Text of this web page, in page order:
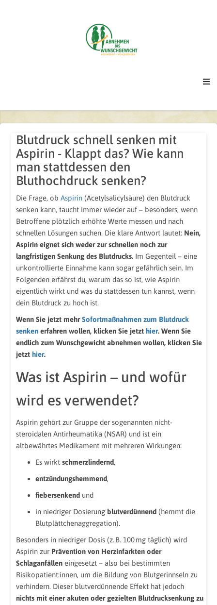
Blutdruck schnell senken mit
Aspirin - Klappt das? Wie kann
man stattdessen den
Bluthochdruck senken?
Die Frage, ob Aspirin (Acetylsalicylsäure) den Blutdruck
senken kann, taucht immer wieder auf – besonders, wenn
Betroffene plötzlich erhöhte Werte messen und nach
schnellen Lösungen suchen. Die klare Antwort lautet: Nein,
Aspirin eignet sich weder zur schnellen noch zur
langfristigen Senkung des Blutdrucks. Im Gegenteil – eine
unkontrollierte Einnahme kann sogar gefährlich sein. Im
Folgenden erfährst du, warum das so ist, wie Aspirin
eigentlich wirkt und was du stattdessen tun kannst, wenn
dein Blutdruck zu hoch ist.
Wenn Sie jetzt mehrSofortmaßnahmen zum Blutdruck
senken erfahren wollen, klicken Sie jetzt hier. Wenn Sie
endlich zum Wunschgewicht abnehmen wollen, klicken Sie
jetzt hier.
Was ist Aspirin – und wofür
wird es verwendet?
Aspirin gehört zur Gruppe der sogenannten nicht-
steroidalen Antirheumatika (NSAR) und ist ein
altbewährtes Medikament mit mehreren Wirkungen:
Es wirkt schmerzlindernd,
entzündungshemmend,
fiebersenkend und
in niedriger Dosierung blutverdünnend (hemmt die
Blutplättchenaggregation).
Besonders in niedriger Dosis (z. B. 100 mg täglich) wird
Aspirin zur Prävention von Herzinfarkten oder
Schlaganfällen eingesetzt – also bei bestimmten
Risikopatient:innen, um die Bildung von Blutgerinnseln zu
verhindern. Dieser blutverdünnende Effekt hat jedoch
nichts mit einer akuten oder gezielten Blutdrucksenkung zu